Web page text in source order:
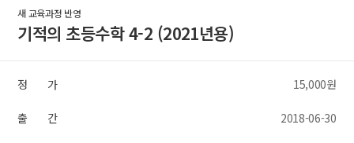
새 교육과정 반영
기적의 초등수학 4-2 (2021년용)
정 가 15,000원
출 간 2018-06-30